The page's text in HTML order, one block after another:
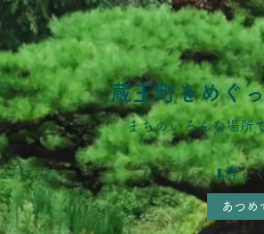
蔵王町をめぐ
あつめ
まちのいろんな場所
⬇︎​詳し